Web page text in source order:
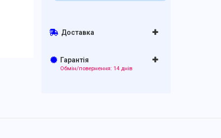
Доставка
Гарантія
Обмін/повернення: 14 днів